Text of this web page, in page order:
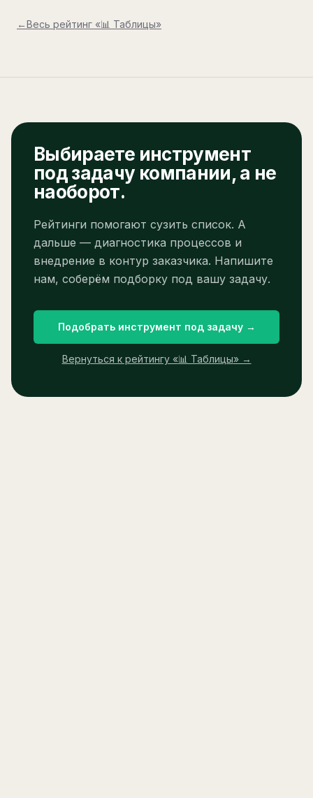
←Весь рейтинг «📊 Таблицы»
Выбираете инструмент
под задачу компании, а не
наоборот.
Рейтинги помогают сузить список. А
дальше — диагностика процессов и
внедрение в контур заказчика. Напишите
нам, соберём подборку под вашу задачу.
Подобрать инструмент под задачу →
Вернуться к рейтингу «📊 Таблицы» →